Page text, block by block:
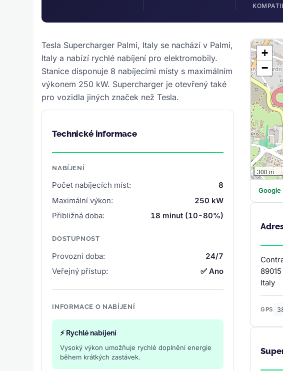
Tesla Supercharger Palmi, Italy se nachází v Palmi,
Italy a nabízí rychlé nabíjení pro elektromobily.
Stanice disponuje 8 nabíjecími místy s maximálním
výkonem 250 kW. Supercharger je otevřený také
pro vozidla jiných značek než Tesla.
Technické informace
NABÍJENÍ
Počet nabíjecích míst:
8
Maximální výkon:
250 kW
Přibližná doba:
18 minut (10-80%)
DOSTUPNOST
Provozní doba:
24/7
Veřejný přístup:
✅ Ano
INFORMACE O NABÍJENÍ
⚡ Rychlé nabíjení
Vysoký výkon umožňuje rychlé doplnění energie
během krátkých zastávek.
+
−
300 m
Google
Italy
GPS